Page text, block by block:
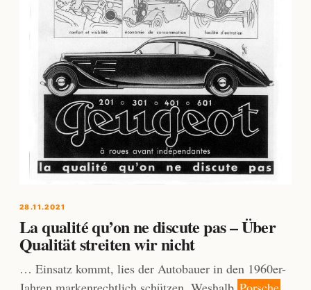
28.11.2021
La qualité qu’on ne discute pas – Über
Qualität streiten wir nicht
… Einsatz kommt, lies der Autobauer in den 1960er-